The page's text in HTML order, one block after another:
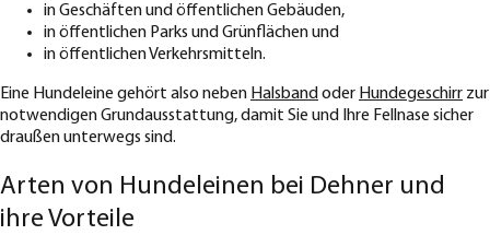
in Geschäften und öffentlichen Gebäuden,
in öffentlichen Parks und Grünflächen und
in öffentlichen Verkehrsmitteln.
Eine Hundeleine gehört also neben Halsband oder Hundegeschirr zur
notwendigen Grundausstattung, damit Sie und Ihre Fellnase sicher
draußen unterwegs sind.
Arten von Hundeleinen bei Dehner und
ihre Vorteile